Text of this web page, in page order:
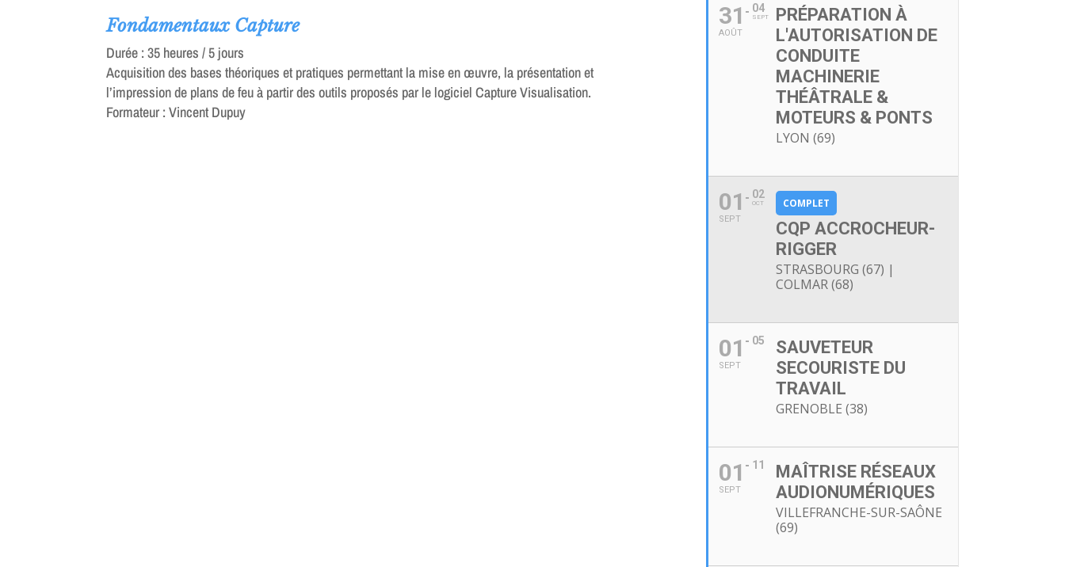
Fondamentaux Capture
Durée : 35 heures / 5 jours
Acquisition des bases théoriques et pratiques permettant la mise en œuvre, la présentation et
l’impression de plans de feu à partir des outils proposés par le logiciel Capture Visualisation.
Formateur : Vincent Dupuy
31
AOÛT
04
SEPT
PRÉPARATION À
L'AUTORISATION DE
CONDUITE
MACHINERIE
THÉÂTRALE &
MOTEURS & PONTS
LYON (69)
01
SEPT
02
OCT COMPLET
CQP ACCROCHEUR-
RIGGER
STRASBOURG (67) |
COLMAR (68)
01
SEPT
05
SAUVETEUR
SECOURISTE DU
TRAVAIL
GRENOBLE (38)
01
SEPT
11
MAÎTRISE RÉSEAUX
AUDIONUMÉRIQUES
VILLEFRANCHE-SUR-SAÔNE
(69)